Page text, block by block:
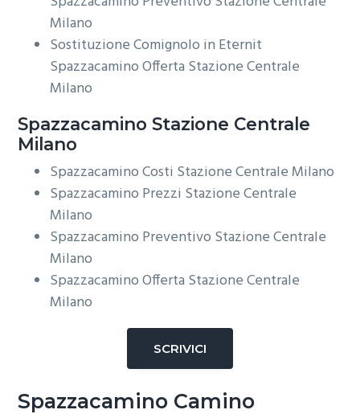
Milano
Sostituzione Comignolo in Eternit
Spazzacamino Offerta Stazione Centrale
Milano
Spazzacamino Stazione Centrale
Milano
Spazzacamino Costi Stazione Centrale Milano
Spazzacamino Prezzi Stazione Centrale
Milano
Spazzacamino Preventivo Stazione Centrale
Milano
Spazzacamino Offerta Stazione Centrale
Milano
SCRIVICI
Spazzacamino Camino